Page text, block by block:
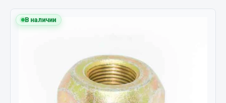
ЦЕПИ РОССИЯ
Изготовление цепей на колеса BOHU
В наличии